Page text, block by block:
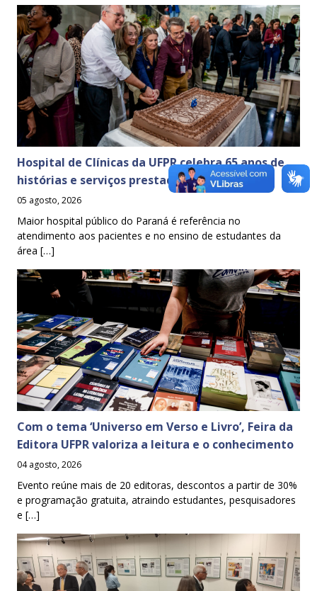
Hospital de Clínicas da UFPR celebra 65 anos de
histórias e serviços prestados à sociedade
05 agosto, 2026
Maior hospital público do Paraná é referência no
atendimento aos pacientes e no ensino de estudantes da
área […]
Com o tema ‘Universo em Verso e Livro’, Feira da
Editora UFPR valoriza a leitura e o conhecimento
04 agosto, 2026
Evento reúne mais de 20 editoras, descontos a partir de 30%
e programação gratuita, atraindo estudantes, pesquisadores
e […]